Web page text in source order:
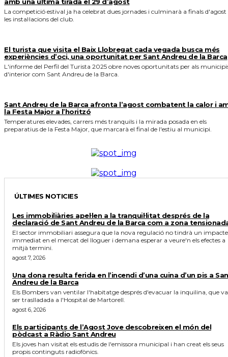
La competició estival ja ha celebrat dues jornades i culminarà a finals d'agost
les instal·lacions del club.
El turista que visita el Baix Llobregat cada vegada busca més
experiències d’oci, una oportunitat per Sant Andreu de la Barca
L'informe del Perfil del Turista 2025 obre noves oportunitats per als
d'interior com Sant Andreu de la Barca.
Sant Andreu de la Barca afronta l’agost combatent la calor i
la Festa Major a l’horitzó
Temperatures elevades, carrers més tranquils i la mirada posada en els
preparatius de la Festa Major, que marcarà el final de l'estiu al municipi.
ÚLTIMES NOTICIES
Les immobiliàries apel·len a la tranquil·litat després de la
declaració de Sant Andreu de la Barca com a zona
El sector immobiliari assegura que la nova regulació no tindrà un impacte
immediat en el mercat del lloguer i demana esperar a veure'n els efectes a
mitjà termini.
agost 7, 2026
Una dona resulta ferida en l’incendi d’una cuina d’un pis a
Andreu de la Barca
Els Bombers van ventilar l'habitatge després d'evacuar la inquilina, que va
ser traslladada a l'Hospital de Martorell.
agost 6, 2026
Els participants de l’Agost Jove descobreixen el món del
pòdcast a Ràdio Sant Andreu
Els joves han visitat els estudis de l'emissora municipal i han creat els seus
propis continguts radiofònics.